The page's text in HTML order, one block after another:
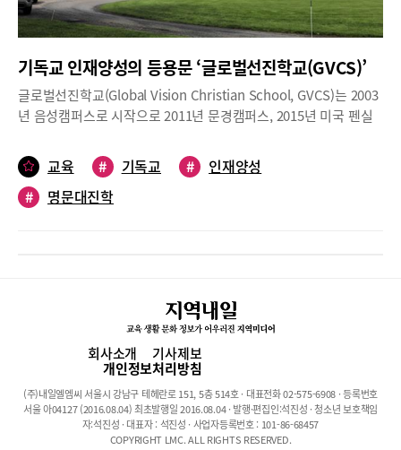
기독교 인재양성의 등용문 ‘글로벌선진학교(GVCS)’
글로벌선진학교(Global Vision Christian School, GVCS)는 2003
년 음성캠퍼스로 시작으로 2011년 문경캠퍼스, 2015년 미국 펜실
캠퍼스 430명, 문경 캠퍼스 420명, 미국 펜실베니아 캠퍼스 170여
명 등 약 1000여 명의 학생들이 재학 중이다.GVCS만의 특화된 교
육GVCS가 개교 16년 만에 음성, 문경, 미국 등 3곳의 캠퍼스를 둔
Global Academic Olympiad(국제학력경시대회)를 개최해 국제교
류를 활발하게 진행한다. 국제적인 주요 이슈에 대해 토론과 연구발
표를 하면서 국제적인 안목을 갖추게 하고, 인종과 문화의 장벽을
뛰어넘어 또래 간 국제네트워크를 만들어 미래의 지구촌을 주도할
서 보잉사의 후원으로 1회 대회를 개최한 이래 현재까지 매년 열린
다. 전교생 태권도교육도 특기할 만하다. 학생들은 의무적으로 최소
태권도 2~3단 이상을 취득해야 졸업을 할 수 있다. 또 Scotland
교육 # 기독교 #
인재양성
#
명문대진학
회사소개 기사제보
개인정보처리방침
(주)내일엘엠씨 서울시 강남구 테헤란로 151, 5층 514호 · 대표전화 02-575-6908 · 등록번호
서울 아04127 (2016.08.04) 최초발행일 2016.08.04 · 발행·편집인:석진성 · 청소년 보호책임
자:석진성 · 대표자 : 석진성 · 사업자등록번호 : 101-86-68457
COPYRIGHT LMC. ALL RIGHTS RESERVED.